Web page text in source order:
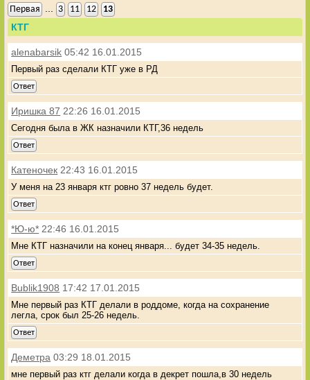
Первая 3 11 12 13
КТГ
alenabarsik 05:42 16.01.2015
Первый раз сделали КТГ уже в РД
Ответ
Иришка 87 22:26 16.01.2015
Сегодня была в ЖК назначили КТГ,36 недель
Ответ
Катеночек 22:43 16.01.2015
У меня на 23 января ктг ровно 37 недель будет.
Ответ
*Ю-ю* 22:46 16.01.2015
Мне КТГ назначили на конец января... будет 34-35 недель.
Ответ
Bublik1908 17:42 17.01.2015
Мне первый раз КТГ делали в роддоме, когда на сохранение
легла, срок был 25-26 недель.
Ответ
Деметра 03:29 18.01.2015
мне первый раз ктг делали когда в декрет пошла,в 30 недель